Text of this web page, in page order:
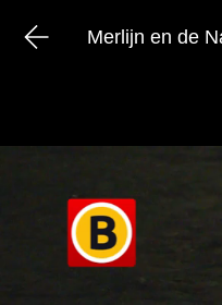
Merlijn en de